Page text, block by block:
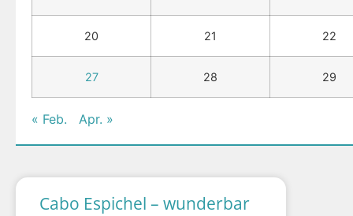
20 21 22
27 28 29
« Feb. Apr. »
Cabo Espichel – wunderbar